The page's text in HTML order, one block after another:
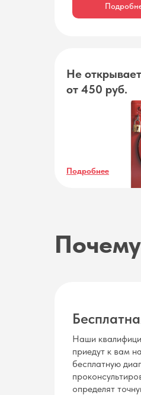
Не
от 450 руб.
Подробнее
Наши
приедут к вам
бесплатную
определят